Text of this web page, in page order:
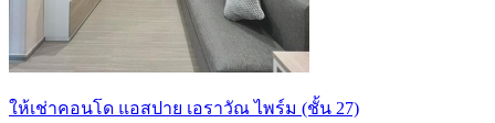
ให้เช่าคอนโด แอสปาย เอราวัณ ไพร์ม (ชั้น 27)